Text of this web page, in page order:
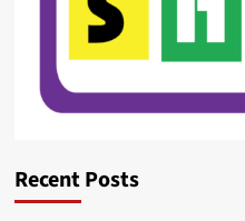
Recent Posts